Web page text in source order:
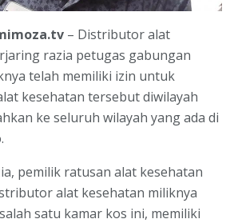
– Distributor alat
razia petugas gabungan
telah memiliki izin untuk
kesehatan tersebut diwilayah
ke seluruh wilayah yang ada di
pemilik ratusan alat kesehatan
alat kesehatan miliknya
satu kamar kos ini, memiliki